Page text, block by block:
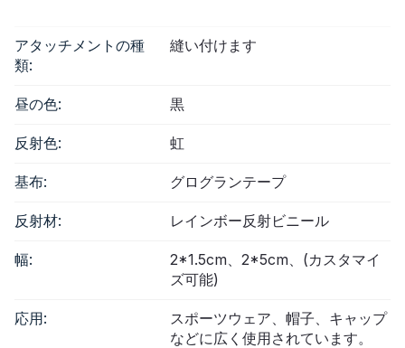
アタッチメントの種
類:
縫い付けます
昼の色: 黒
反射色: 虹
基布: グログランテープ
反射材: レインボー反射ビニール
幅:
2*1.5cm、2*5cm、(カスタマイ
ズ可能)
応用:
スポーツウェア、帽子、キャップ
などに広く使用されています。